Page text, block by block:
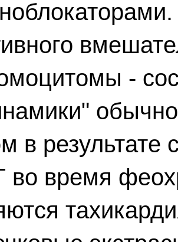
-
в результате
во время